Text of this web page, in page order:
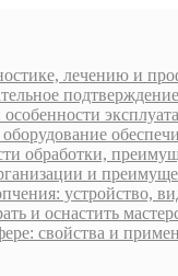
лечению и
обработки,
и
устройство,
и оснастить
свойства и